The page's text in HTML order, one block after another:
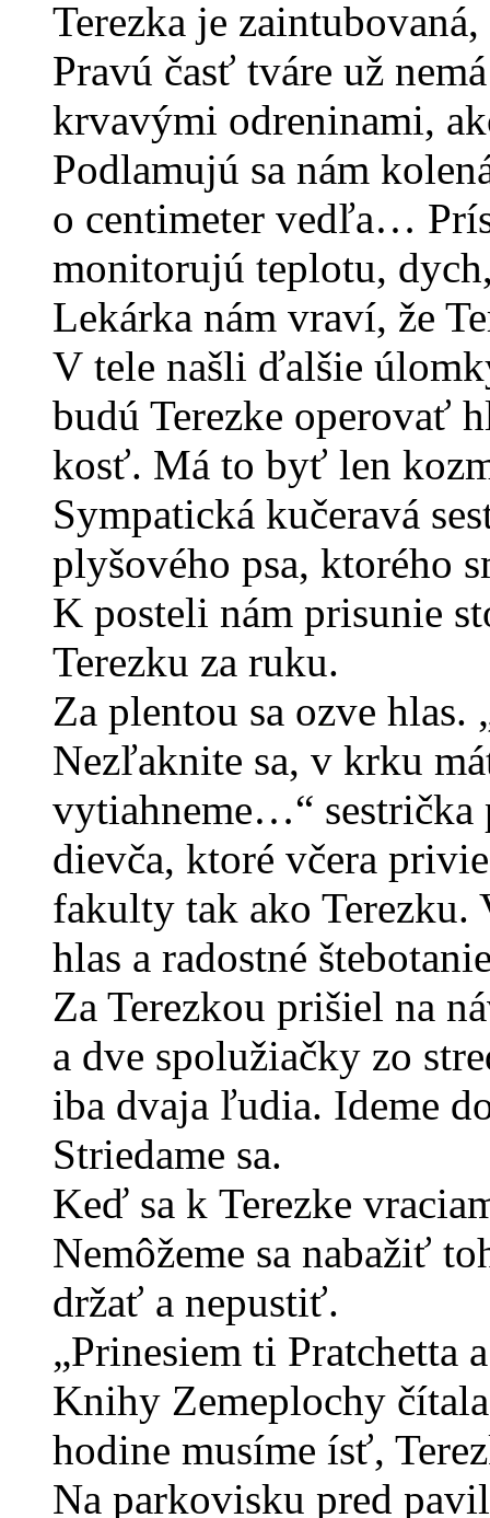
Terezka je
Pravú časť tváre už
krvavými odreninami,
Podlamujú sa nám
o centimeter vedľa…
monitorujú teplotu,
Lekárka nám vraví, že
V tele našli ďalšie
budú Terezke operovať
kosť. Má to byť len
Sympatická kučeravá
plyšového psa, ktorého
K posteli nám prisunie
Terezku za ruku.
Za plentou sa ozve hlas.
Nezľaknite sa, v krku
vytiahneme…“ sestrička
dievča, ktoré včera
fakulty tak ako Terezku.
hlas a radostné
Za Terezkou prišiel na
a dve spolužiačky zo
iba dvaja ľudia. Ideme
Striedame sa.
Keď sa k Terezke
Nemôžeme sa nabažiť
držať a nepustiť.
„Prinesiem ti Pratchetta
Knihy Zemeplochy
hodine musíme ísť,
Na parkovisku pred